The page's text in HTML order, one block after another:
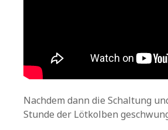
Nachdem dann die Schaltung
Stunde der Lötkolben